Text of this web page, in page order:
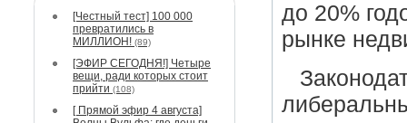
[Честный тест] 100 000
превратились в
МИЛЛИОН! (89)
[ЭФИР СЕГОДНЯ!] Четыре
вещи, ради которых стоит
прийти (108)
[ Прямой эфир 4 августа]
до 20%
рынке